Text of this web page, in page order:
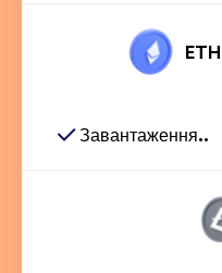
ETH
Завантаження..